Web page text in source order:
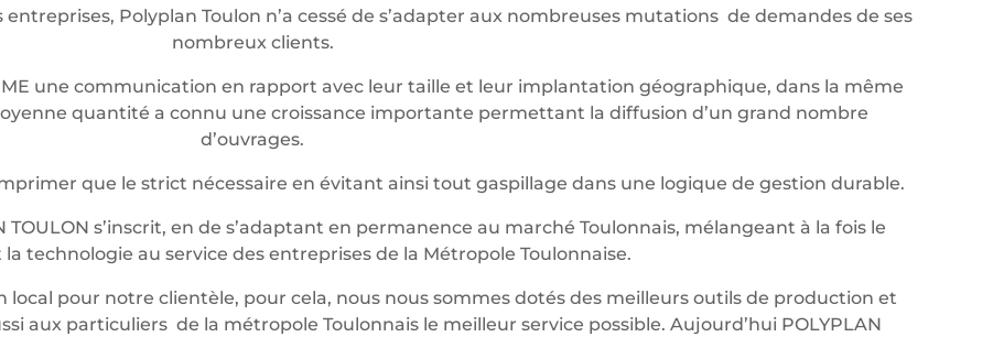
Polyplan Toulon n’a cessé de s’adapter aux nombreuses mutations de demandes de ses
nombreux clients.
une communication en rapport avec leur taille et leur implantation géographique, dans la même
quantité a connu une croissance importante permettant la diffusion d’un grand nombre
d’ouvrages.
que le strict nécessaire en évitant ainsi tout gaspillage dans une logique de gestion durable.
TOULON s’inscrit, en de s’adaptant en permanence au marché Toulonnais, mélangeant à la fois le
technologie au service des entreprises de la Métropole Toulonnaise.
local pour notre clientèle, pour cela, nous nous sommes dotés des meilleurs outils de production et
aux particuliers de la métropole Toulonnais le meilleur service possible. Aujourd’hui POLYPLAN